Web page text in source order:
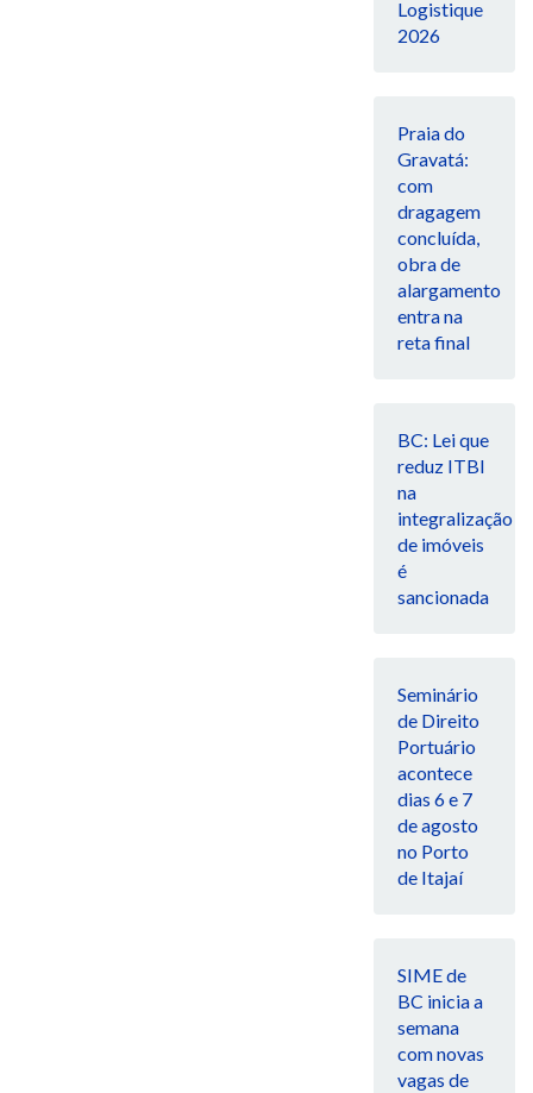
Logistique
2026
Praia do
Gravatá:
com
dragagem
concluída,
obra de
alargamento
entra na
reta final
BC: Lei que
reduz ITBI
na
integralização
de imóveis
é
sancionada
Seminário
de Direito
Portuário
acontece
dias 6 e 7
de agosto
no Porto
de Itajaí
SIME de
BC inicia a
semana
com novas
vagas de